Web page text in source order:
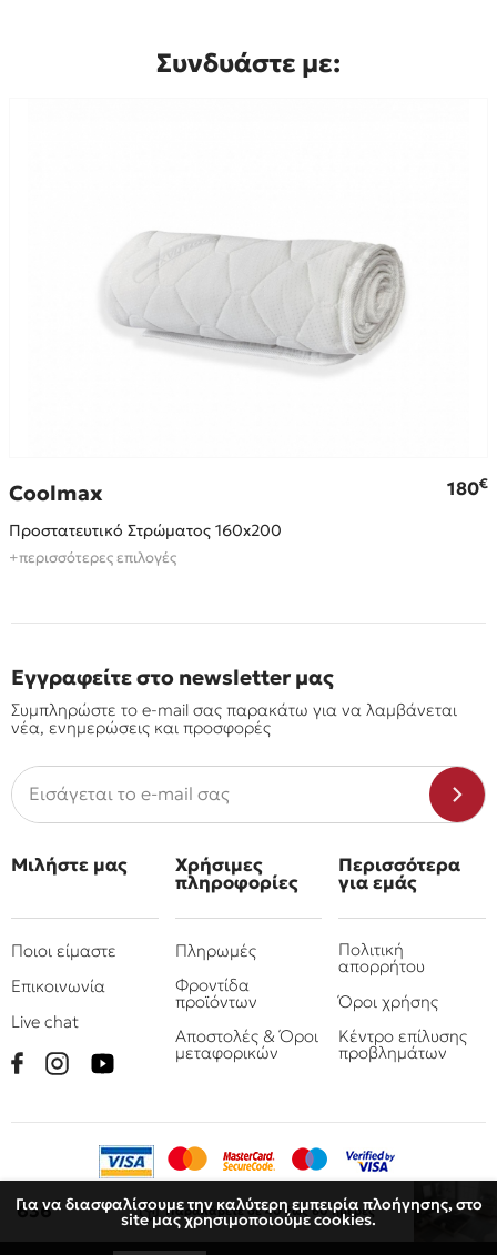
Για να διασφαλίσουμε την καλύτερη εμπειρία πλοήγησης, στο
site μας χρησιμοποιούμε cookies.
636€ Παραλάβετε σε 40 έως 60 ημέρες
Συνδυάστε με:
Coolmax 180€
Προστατευτικό Στρώματος 160x200
+περισσότερες επιλογές
Εγγραφείτε στο newsletter μας
Συμπληρώστε το e-mail σας παρακάτω για να λαμβάνεται
νέα, ενημερώσεις και προσφορές
Μιλήστε μας
Ποιοι είμαστε
Επικοινωνία
Live chat
Χρήσιμες
πληροφορίες
Πληρωμές
Φροντίδα
προϊόντων
Αποστολές & Όροι
μεταφορικών
Περισσότερα
για εμάς
Πολιτική
απορρήτου
Όροι χρήσης
Κέντρο επίλυσης
προβλημάτων
© 2010 - 2026 Όμιλος επιχειρήσεων Πιτσουλάκης
Ρομπογιαννάκης